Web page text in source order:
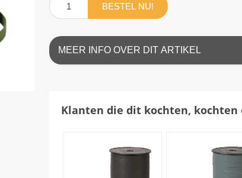
BESTEL NU!
MEER INFO OVER DIT ARTIKEL
Klanten die dit kochten, kochten